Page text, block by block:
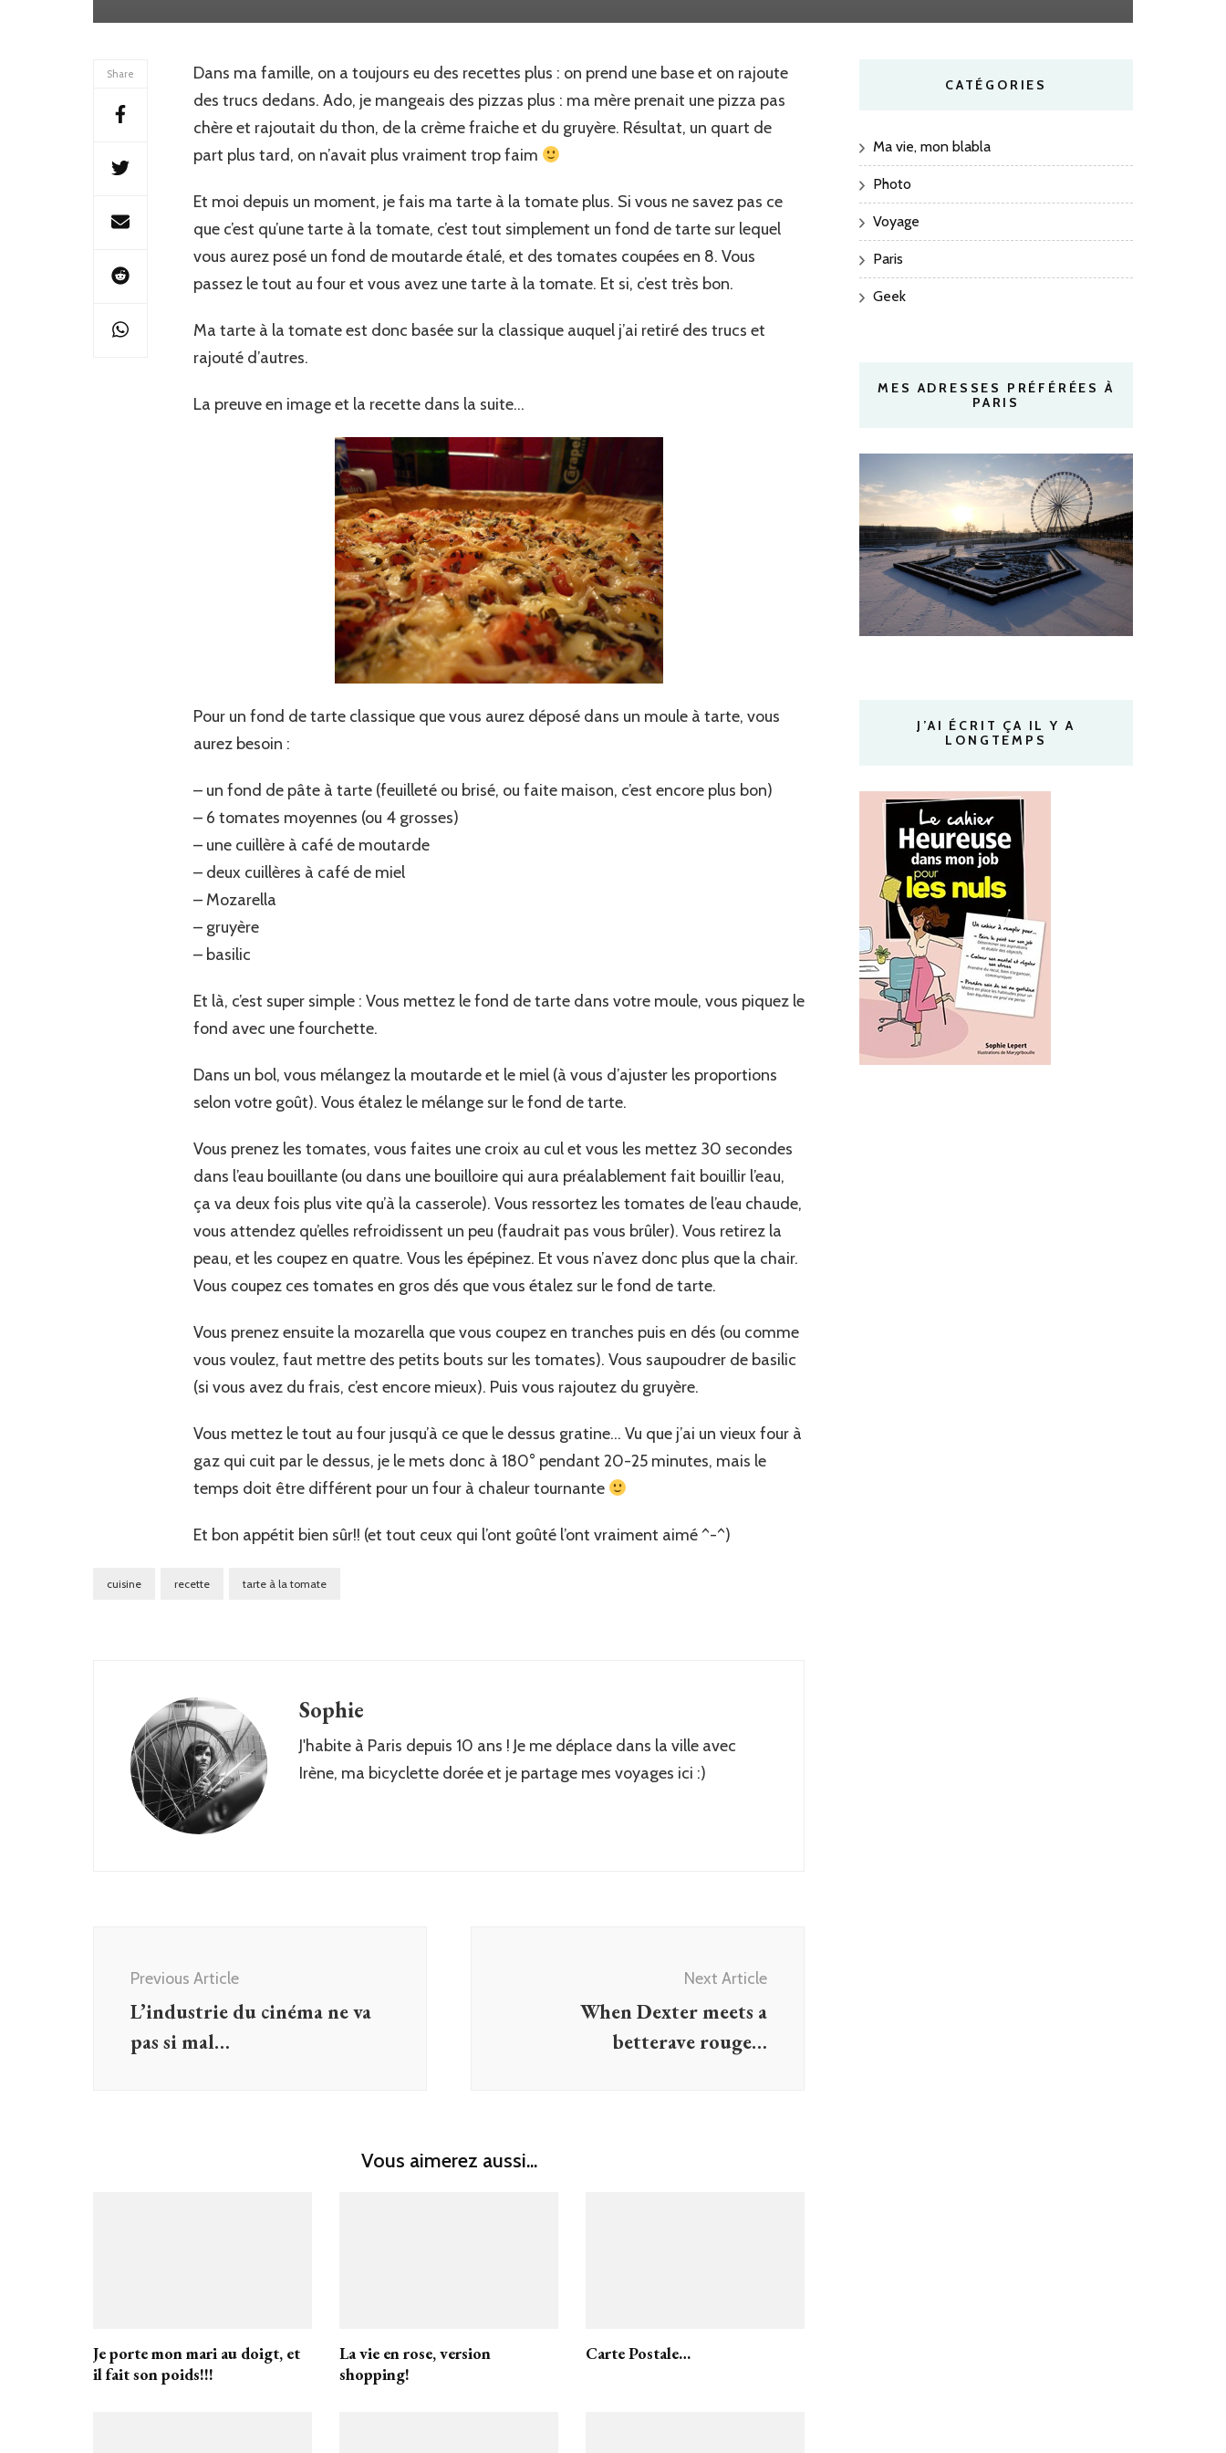
tomate
à
ma
façon…
Share
Dans ma famille, on a toujours eu des recettes plus : on prend une base et on rajoute
des trucs dedans. Ado, je mangeais des pizzas plus : ma mère prenait une pizza pas
chère et rajoutait du thon, de la crème fraiche et du gruyère. Résultat, un quart de
part plus tard, on n’avait plus vraiment trop faim
Et moi depuis un moment, je fais ma tarte à la tomate plus. Si vous ne savez pas ce
que c’est qu’une tarte à la tomate, c’est tout simplement un fond de tarte sur lequel
vous aurez posé un fond de moutarde étalé, et des tomates coupées en 8. Vous
passez le tout au four et vous avez une tarte à la tomate. Et si, c’est très bon.
Ma tarte à la tomate est donc basée sur la classique auquel j’ai retiré des trucs et
rajouté d’autres.
La preuve en image et la recette dans la suite…
Pour un fond de tarte classique que vous aurez déposé dans un moule à tarte, vous
aurez besoin :
– un fond de pâte à tarte (feuilleté ou brisé, ou faite maison, c’est encore plus bon)
– 6 tomates moyennes (ou 4 grosses)
– une cuillère à café de moutarde
– deux cuillères à café de miel
– Mozarella
– gruyère
– basilic
Et là, c’est super simple : Vous mettez le fond de tarte dans votre moule, vous piquez le
fond avec une fourchette.
Dans un bol, vous mélangez la moutarde et le miel (à vous d’ajuster les proportions
selon votre goût). Vous étalez le mélange sur le fond de tarte.
Vous prenez les tomates, vous faites une croix au cul et vous les mettez 30 secondes
dans l’eau bouillante (ou dans une bouilloire qui aura préalablement fait bouillir l’eau,
ça va deux fois plus vite qu’à la casserole). Vous ressortez les tomates de l’eau chaude,
vous attendez qu’elles refroidissent un peu (faudrait pas vous brûler). Vous retirez la
peau, et les coupez en quatre. Vous les épépinez. Et vous n’avez donc plus que la chair.
Vous coupez ces tomates en gros dés que vous étalez sur le fond de tarte.
Vous prenez ensuite la mozarella que vous coupez en tranches puis en dés (ou comme
vous voulez, faut mettre des petits bouts sur les tomates). Vous saupoudrer de basilic
(si vous avez du frais, c’est encore mieux). Puis vous rajoutez du gruyère.
Vous mettez le tout au four jusqu’à ce que le dessus gratine… Vu que j’ai un vieux four à
gaz qui cuit par le dessus, je le mets donc à 180° pendant 20-25 minutes, mais le
temps doit être différent pour un four à chaleur tournante
Et bon appétit bien sûr!! (et tout ceux qui l’ont goûté l’ont vraiment aimé ^-^)
cuisine recette tarte à la tomate
Sophie
J'habite à Paris depuis 10 ans ! Je me déplace dans la ville avec
Irène, ma bicyclette dorée et je partage mes voyages ici :)
Navigation
Previous Article
L’industrie du cinéma ne va
pas si mal…
Next Article
When Dexter meets a
betterave rouge…
Vous aimerez aussi...
Je porte mon mari au doigt, et
il fait son poids!!!
La vie en rose, version
shopping!
Carte Postale…
CATÉGORIES
Ma vie, mon blabla
Photo
Voyage
Paris
Geek
MES ADRESSES PRÉFÉRÉES À
PARIS
J’AI ÉCRIT ÇA IL Y A
LONGTEMPS